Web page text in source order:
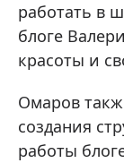
работать в
блоге
красоты и
Омаров
создания
работы